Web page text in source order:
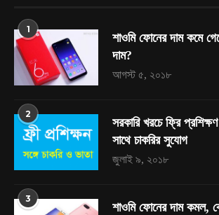
1
শাওমি ফোনের দাম কমে
দাম?
আগস্ট ৫, ২০১৮
2
সরকারি খরচে ফ্রি
সাথে চাকরির সুযোগ
জুলাই ৯, ২০১৮
3
শাওমি ফোনের দাম কমল,